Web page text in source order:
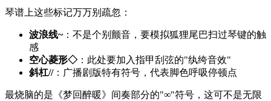
琴谱上这些标记万万别疏忽：
波浪线~：不是个别颤音，要模拟狐狸尾巴扫过琴键的触
感
空心菱形◇ ：此处要加入指甲刮弦的"纨绔音效"
斜杠//：广播剧版特有符号，代表脚色呼吸停顿点
最烧脑的是《梦回醉暖》间奏部分的"∞"符号，这可不是无限